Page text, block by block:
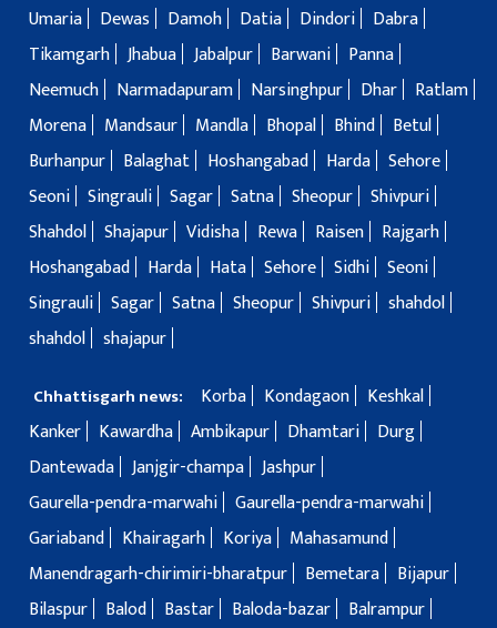
Umaria
Dewas Damoh Datia Dindori
Dabra
Tikamgarh Jhabua Jabalpur Barwani
Panna
Neemuch
Narmadapuram Narsinghpur Dhar
Ratlam
Morena
Mandsaur Mandla Bhopal Bhind
Betul
Burhanpur
Balaghat Hoshangabad Harda Sehore
Seoni Singrauli Sagar Satna Sheopur Shivpuri
Shahdol Shajapur Vidisha Rewa Raisen
Rajgarh
Hoshangabad
Harda Hata Sehore Sidhi Seoni
Singrauli Sagar Satna Sheopur Shivpuri shahdol
shahdol shajapur
Chhattisgarh news: Korba Kondagaon
Keshkal
Kanker
Kawardha Ambikapur Dhamtari
Durg
Dantewada Janjgir-champa Jashpur
Gaurella-pendra-marwahi Gaurella-pendra-marwahi
Gariaband
Khairagarh Koriya
Mahasamund
Manendragarh-chirimiri-bharatpur
Bemetara
Bijapur
Bilaspur
Balod Bastar Baloda-bazar
Balrampur